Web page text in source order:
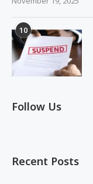
10
Follow Us
Recent Posts